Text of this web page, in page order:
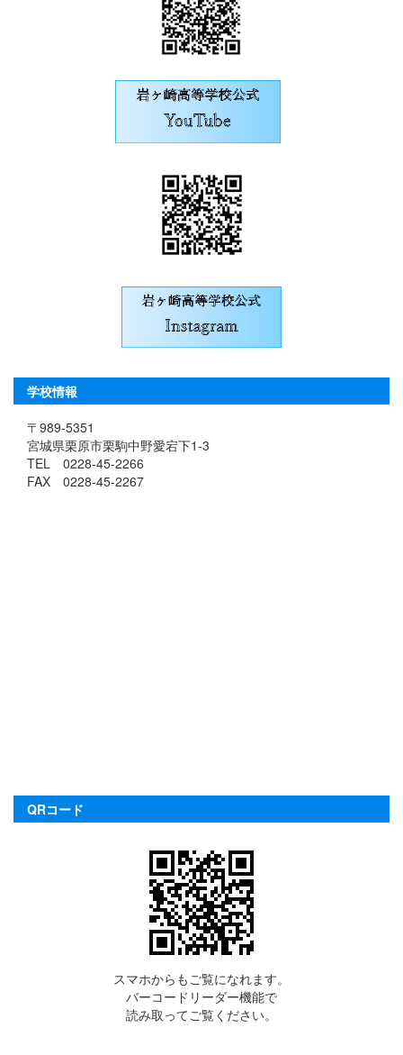
学校情報
〒989-5351
宮城県栗原市栗駒中野愛宕下1-3
TEL 0228-45-2266
FAX 0228-45-2267
QRコード
スマホからもご覧になれます。
バーコードリーダー機能で
読み取ってご覧ください。